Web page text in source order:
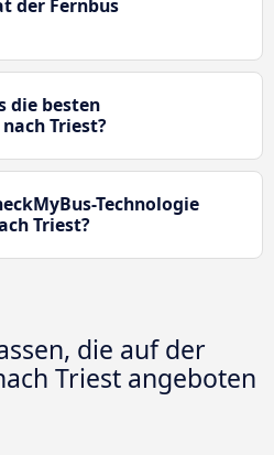
der Fernbus
die besten
Triest?
Technologie
Triest?
die auf der
Triest angeboten